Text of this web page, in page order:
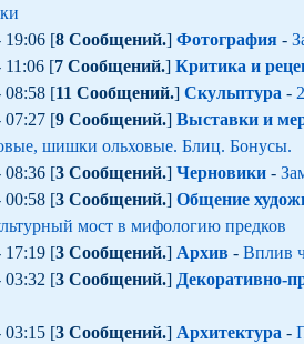
19:06 [8 Сообщений.] Фотография-
11:06 [7 Сообщений.] Критика и
08:58 [11 Сообщений.] Скульптура -
07:27 [9 Сообщений.] Выставки и
шишки ольховые. Блиц. Бонусы.
08:36 [3 Сообщений.] Черновики-
00:58 [3 Сообщений.] Общение
мост в мифологию предков
17:19 [3 Сообщений.] Архив - Вплив
03:32 [3 Сообщений.] Декоративно-
03:15 [3 Сообщений.] Архитектура -